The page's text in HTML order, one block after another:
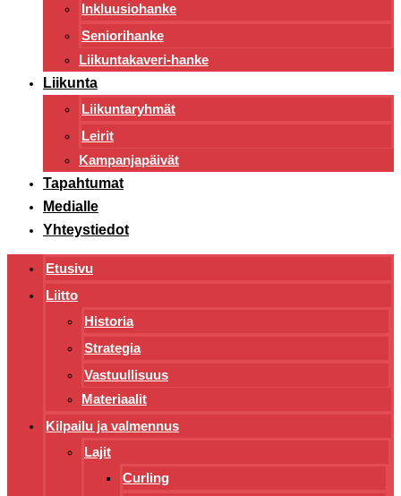
Inkluusiohanke
Seniorihanke
Liikuntakaveri-hanke
Liikunta
Liikuntaryhmät
Leirit
Kampanjapäivät
Tapahtumat
Medialle
Yhteystiedot
Etusivu
Liitto
Historia
Strategia
Vastuullisuus
Materiaalit
Kilpailu ja valmennus
Lajit
Curling